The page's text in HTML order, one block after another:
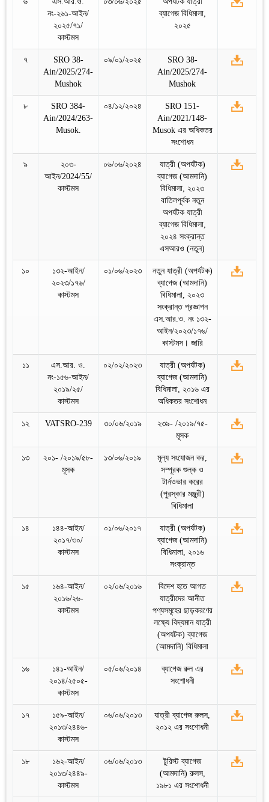
নং-২৬১-আইন/
২০২৫/৭১/
কাস্টমস
ব্যাগেজ বিধিমালা,
২০২৫
৭
SRO 38-
Ain/2025/274-
Mushok
০৯/০১/২০২৫
SRO 38-
Ain/2025/274-
Mushok
৮
SRO 384-
Ain/2024/263-
Musok.
০৪/১২/২০২৪
SRO 151-
Ain/2021/148-
Musok এর অধিকতর
সংশোধন
৯
২০৩-
আইন/2024/55/
কাস্টমস
০৬/০৬/২০২৪
যাত্রী (অপর্যটক)
ব্যাগেজ (আমদানি)
বিধিমালা, ২০২৩
বাতিলপূর্বক নতুন
অপর্যটক যাত্রী
ব্যাগেজ বিধিমালা,
২০২৪ সংক্রান্ত
এসআরও (নতুন)
১০
১৩২-আইন/
২০২৩/১৭৬/
কাস্টমস
০১/০৬/২০২৩
নতুন যাত্রী (অপর্যটক)
ব্যাগেজ (আমদানি)
বিধিমালা, ২০২৩
সংক্রান্ত প্রজ্ঞাপন
এস.আর.ও. নং ১৩২-
আইন/২০২৩/১৭৬/
কাস্টমস। জারি
১১
এস.আর. ও.
নং-১৫৬-আইন/
২০১৯/২৫/
কাস্টমস
০২/০২/২০২৩
যাত্রী (অপর্যটক)
ব্যাগেজ (আমদানি)
বিধিমালা, ২০১৬ এর
অধিকতর সংশোধন
১২ VATSRO-239 ৩০/০৬/২০১৯
২৩৯- /২০১৯/৭৫-
মূসক
১৩
২০১- /২০১৯/৫৮-
মূসক
১৩/০৬/২০১৯
মূল্য সংযোজন কর,
সম্পূরক শুল্ক ও
টার্নওভার করের
(পুরস্কার মঞ্জুরী)
বিধিমালা
১৪
১৪৪-আইন/
২০১৭/৩০/
কাস্টমস
০১/০৬/২০১৭
যাত্রী (অপর্যটক)
ব্যাগেজ (আমদানি)
বিধিমালা, ২০১৬
সংক্রান্ত
১৫
১৬৪-আইন/
২০১৬/২৬-
কাস্টমস
০২/০৬/২০১৬
বিদেশ হতে আগত
যাত্রীদের আনীত
পণ্যসমূহের ছাড়করণের
লক্ষ্যে বিদ্যমান যাত্রী
(অপযটক) ব্যাগেজ
(আমদানি) বিধিমালা
১৬
১৪১-আইন/
২০১৪/২৫০৫-
কাস্টমস
০৫/০৬/২০১৪
ব্যাগেজ রুল এর
সংশোধনী
১৭
১৫৯-আইন/
২০১৩/২৪৪৬-
কাস্টমস
০৬/০৬/২০১৩
যাত্রী ব্যাগেজ রুলস,
২০১২ এর সংশোধনী
১৮
১৬২-আইন/
২০১৩/২৪৪৯-
কাস্টমস
০৬/০৬/২০১৩
টুরিস্ট ব্যাগেজ
(আমদানি) রুলস,
১৯৮১ এর সংশোধনী